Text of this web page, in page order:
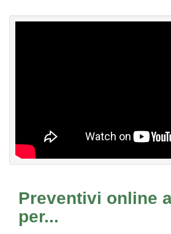
Preventivi online
per...